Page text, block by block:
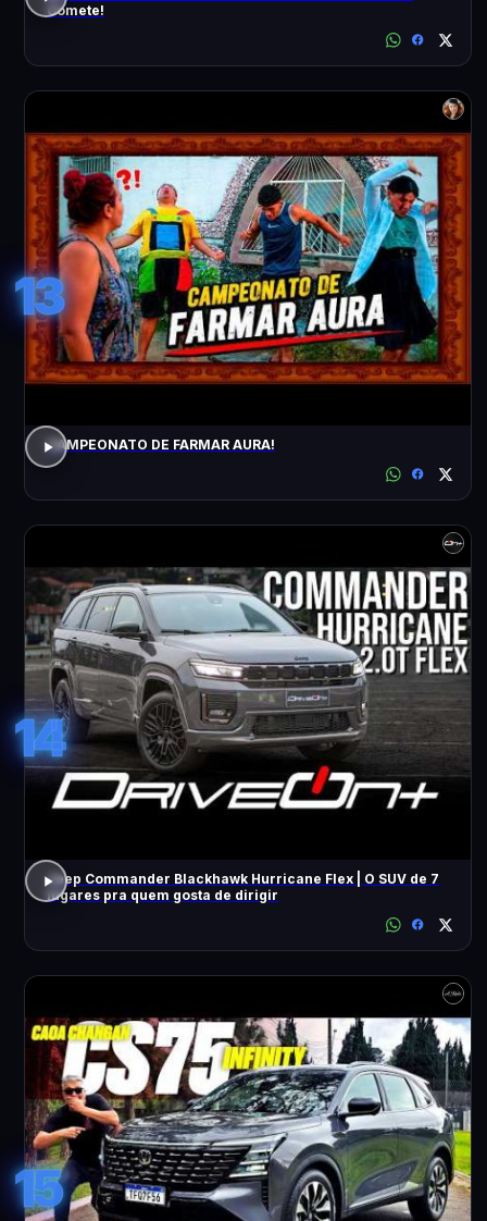
Comete!
13
CAMPEONATO DE FARMAR AURA!
14
Jeep Commander Blackhawk Hurricane Flex | O SUV de 7
lugares pra quem gosta de dirigir
15